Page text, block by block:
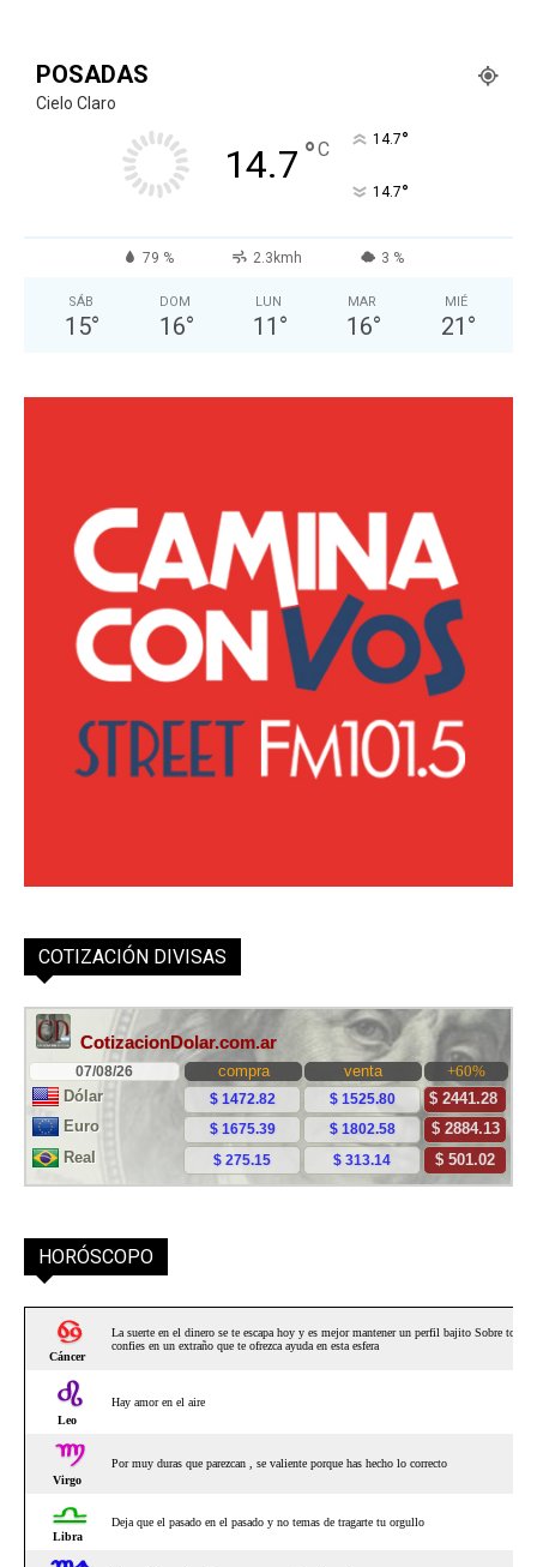
POSADAS
Cielo Claro
14.7 °C 14.7°
14.7°
79 % 2.3kmh 3 %
SÁB
15°
DOM
16°
LUN
11 °
MAR
16°
MIÉ
21 °
COTIZACIÓN DIVISAS
HORÓSCOPO